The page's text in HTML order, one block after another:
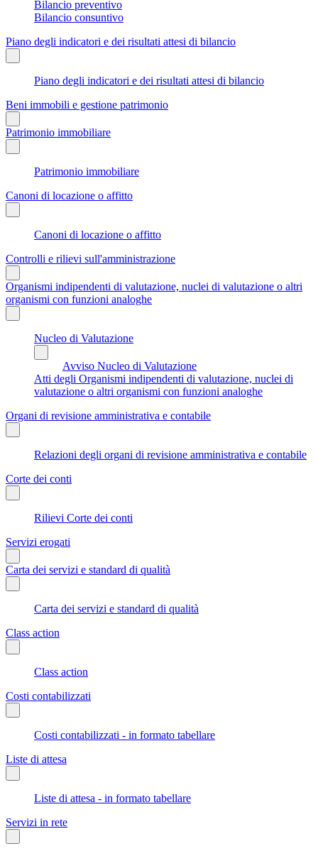
Bilancio preventivo
Bilancio consuntivo
Piano degli indicatori e dei risultati attesi di bilancio
Piano degli indicatori e dei risultati attesi di bilancio
Beni immobili e gestione patrimonio
Patrimonio immobiliare
Patrimonio immobiliare
Canoni di locazione o affitto
Canoni di locazione o affitto
Controlli e rilievi sull'amministrazione
Organismi indipendenti di valutazione, nuclei di valutazione o altri
organismi con funzioni analoghe
Nucleo di Valutazione
Avviso Nucleo di Valutazione
Atti degli Organismi indipendenti di valutazione, nuclei di
valutazione o altri organismi con funzioni analoghe
Organi di revisione amministrativa e contabile
Relazioni degli organi di revisione amministrativa e contabile
Corte dei conti
Rilievi Corte dei conti
Servizi erogati
Carta dei servizi e standard di qualità
Carta dei servizi e standard di qualità
Class action
Class action
Costi contabilizzati
Costi contabilizzati - in formato tabellare
Liste di attesa
Liste di attesa - in formato tabellare
Servizi in rete